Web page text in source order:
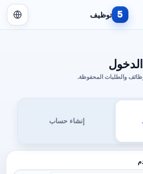
5 توظيف
والطلبات المحفوظة.
إنشاء حساب